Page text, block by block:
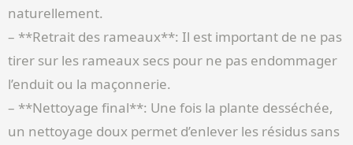
naturellement.
– **Retrait des rameaux**: Il est important de ne pas
tirer sur les rameaux secs pour ne pas endommager
l’enduit ou la maçonnerie.
– **Nettoyage final**: Une fois la plante desséchée,
un nettoyage doux permet d’enlever les résidus sans